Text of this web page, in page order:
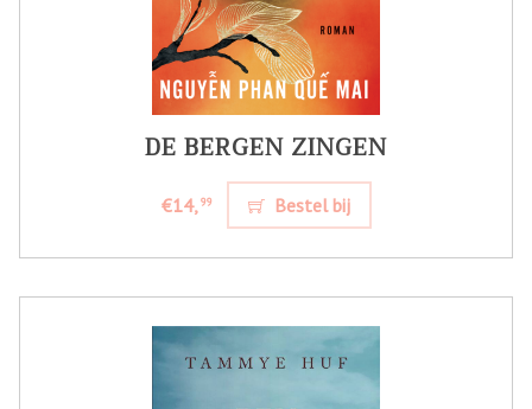
DE BERGEN ZINGEN
€14,99 Bestel bij